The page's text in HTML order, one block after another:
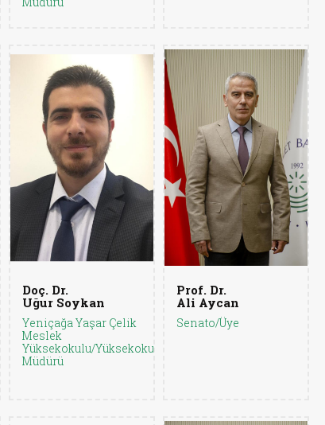
Doç. Dr.
Uğur Soykan
Yeniçağa Yaşar Çelik
Meslek
Yüksekokulu/Yüksekokul
Müdürü
Prof. Dr.
Ali Aycan
Senato/Üye